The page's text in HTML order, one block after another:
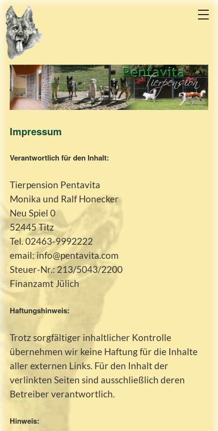
Impressum
Verantwortlich für den Inhalt:
Tierpension Pentavita
Monika und Ralf Honecker
Neu Spiel 0
52445 Titz
Tel. 02463-9992222
email: info@pentavita.com
Steuer-Nr.: 213/5043/2200
Finanzamt Jülich
Haftungshinweis:
Trotz sorgfältiger inhaltlicher Kontrolle
übernehmen wir keine Haftung für die Inhalte
aller externen Links. Für den Inhalt der
verlinkten Seiten sind ausschließlich deren
Betreiber verantwortlich.
Hinweis: